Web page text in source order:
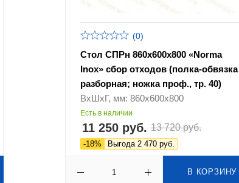
(0)
Стол СПРн 860х600х800 «Norma
Inox» сбор отходов (полка-обвязка
разборная; ножка проф., тр. 40)
ВхШхГ, мм: 860х600х800
Есть в наличии
11 250 руб. 13 720 руб.
-18% Выгода 2 470 руб.
В КОРЗИНУ